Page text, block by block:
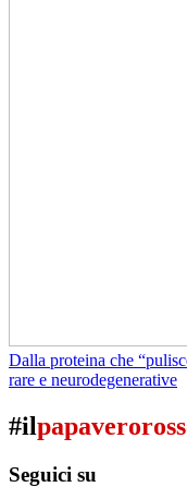
Dalla proteina che
rare e neurodegenerative
#il
Seguici su